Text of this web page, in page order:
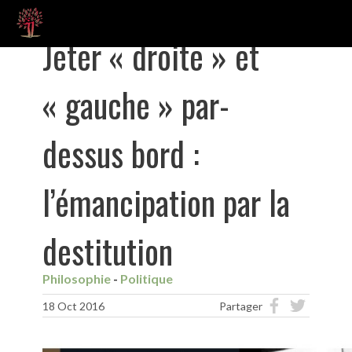
Jeter « droite » et
« gauche » par-
dessus bord :
l’émancipation par la
destitution
Philosophie Politique
18 Oct 2016 Partager